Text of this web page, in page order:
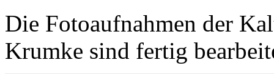
Die Fotoaufnahmen der
Krumke sind fertig